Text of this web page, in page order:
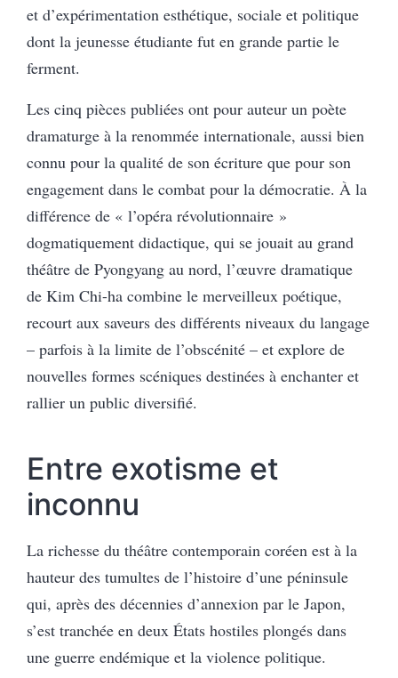
et d’expérimentation esthétique, sociale et politique
dont la jeunesse étudiante fut en grande partie le
ferment.
Les cinq pièces publiées ont pour auteur un poète
dramaturge à la renommée internationale, aussi bien
connu pour la qualité de son écriture que pour son
engagement dans le combat pour la démocratie. À la
différence de « l’opéra révolutionnaire »
dogmatiquement didactique, qui se jouait au grand
théâtre de Pyongyang au nord, l’œuvre dramatique
de Kim Chi-ha combine le merveilleux poétique,
recourt aux saveurs des différents niveaux du langage
– parfois à la limite de l’obscénité – et explore de
nouvelles formes scéniques destinées à enchanter et
rallier un public diversifié.
Entre exotisme et
inconnu
La richesse du théâtre contemporain coréen est à la
hauteur des tumultes de l’histoire d’une péninsule
qui, après des décennies d’annexion par le Japon,
s’est tranchée en deux États hostiles plongés dans
une guerre endémique et la violence politique.